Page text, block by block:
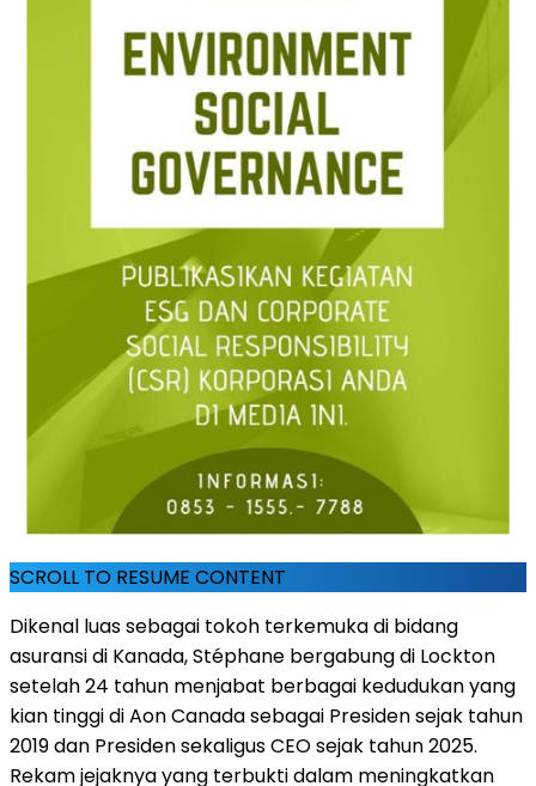
SCROLL TO RESUME CONTENT
Dikenal luas sebagai tokoh terkemuka di bidang
asuransi di Kanada, Stéphane bergabung di Lockton
setelah 24 tahun menjabat berbagai kedudukan yang
kian tinggi di Aon Canada sebagai Presiden sejak tahun
2019 dan Presiden sekaligus CEO sejak tahun 2025.
Rekam jejaknya yang terbukti dalam meningkatkan